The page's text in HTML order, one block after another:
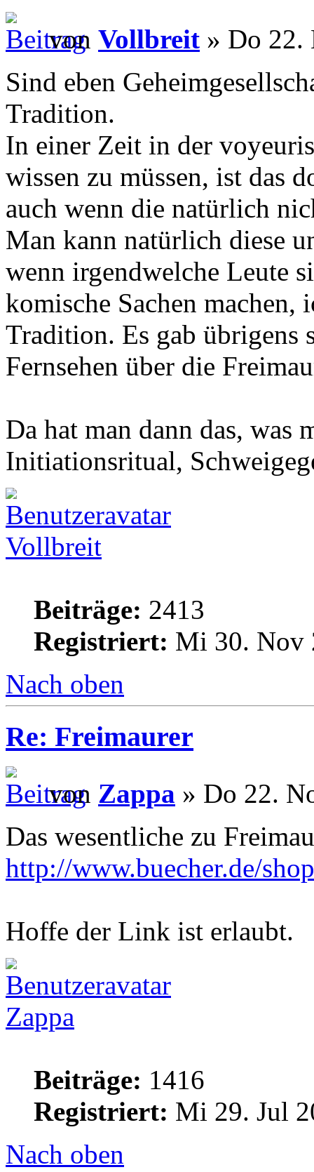
von Vollbreit » Do 22.
Sind eben
Tradition.
In einer Zeit in der
wissen zu müssen, ist das
auch wenn die natürlich
Man kann natürlich diese
wenn irgendwelche Leute
komische Sachen machen,
Tradition. Es gab übrigens
Fernsehen über die
Da hat man dann das, was
Initiationsritual,
Vollbreit
Beiträge: 2413
Registriert: Mi 30. Nov
Nach oben
Re: Freimaurer
von Zappa » Do 22.
Das wesentliche zu
http://www.buecher.de/
Hoffe der Link ist erlaubt.
Zappa
Beiträge: 1416
Registriert: Mi 29. Jul
Nach oben